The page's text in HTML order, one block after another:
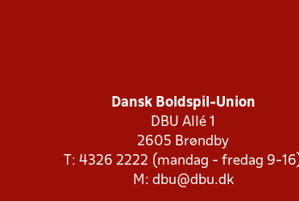
Dansk Boldspil-Union
DBU Allé 1
2605 Brøndby
T: 4326 2222 (mandag - fredag 9-
M: dbu@dbu.dk